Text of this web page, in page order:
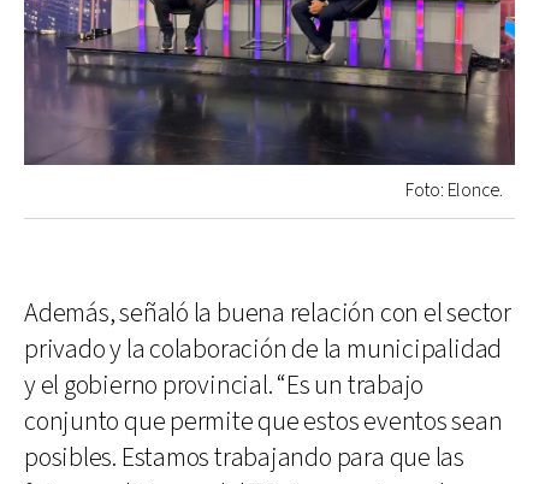
Foto: Elonce.
Además, señaló la buena relación con el sector
privado y la colaboración de la municipalidad
y el gobierno provincial. “Es un trabajo
conjunto que permite que estos eventos sean
posibles. Estamos trabajando para que las